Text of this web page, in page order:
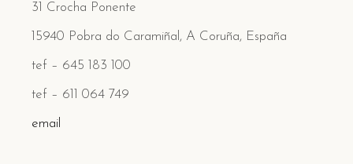
31 Crocha Ponente
15940 Pobra do Caramiñal, A Coruña, España
tef – 645 183 100
tef – 611 064 749
email